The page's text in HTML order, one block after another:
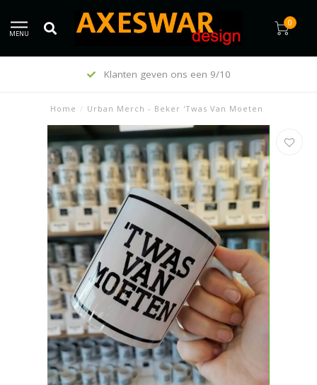
MENU
0
Klanten geven ons een 9/10
Home / Urban Merch - Beker 'Twas Van Moeten